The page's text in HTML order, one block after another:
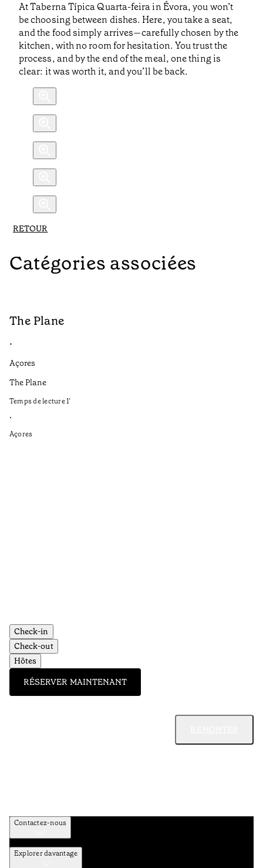
At Taberna Típica Quarta-feira in Évora, you won’t
be choosing between dishes. Here, you take a seat,
and the food simply arrives—carefully chosen by the
kitchen, with no room for hesitation. You trust the
process, and by the end of the meal, one thing is
clear: it was worth it, and you’ll be back.
RETOUR
Catégories associées
The Plane
•
Açores
The Plane
Temps de lecture1’
•
Açores
Check-in
Check-out
Hôtes
RÉSERVER MAINTENANT
Contactez-nous
Explorer davantage